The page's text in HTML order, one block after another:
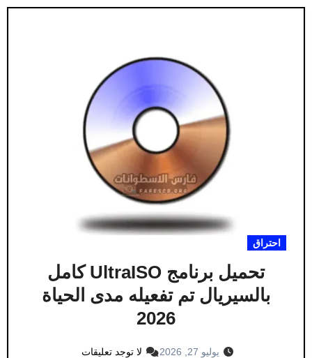
احتراق
تحميل برنامج UltraISO كامل
بالسيريال تم تفعيله مدى الحياة
2026
يوليو 27, 2026 لا توجد تعليقات